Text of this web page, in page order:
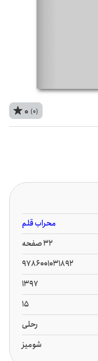
0 (0)
محراب قلم
32 صفحه
9786001031892
1397
15
رحلی
شومیز